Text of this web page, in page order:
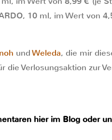
10 ml, im Wert von
undWeleda, die mir
Verlosungsaktion zur
hier im Blog oder